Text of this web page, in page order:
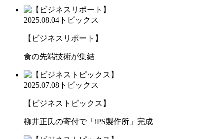
2025.08.04 トピックス
【ビジネスリポート】
食の先端技術が集結
2025.07.08 トピックス
【ビジネストピックス】
柳井正氏の寄付で「iPS製作所」完成